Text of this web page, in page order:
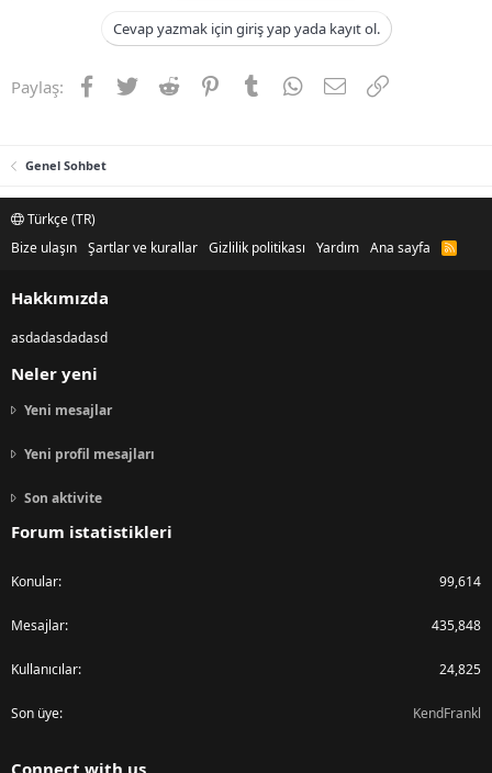
Cevap yazmak için giriş yap yada kayıt ol.
Paylaş: Facebook
TwitterReddit PinterestTumblrWhatsApp
E-postaLink
Genel Sohbet
Türkçe (TR)
Bize ulaşın Şartlar ve kurallar Gizlilik politikası Yardım Ana sayfa
R
S
Hakkımızda
asdadasdadasd
Neler yeni
Yeni mesajlar
Yeni profil mesajları
Son aktivite
Forum istatistikleri
Konular 99,614
Mesajlar 435,848
Kullanıcılar 24,825
Son üye KendFrankl
Connect with us